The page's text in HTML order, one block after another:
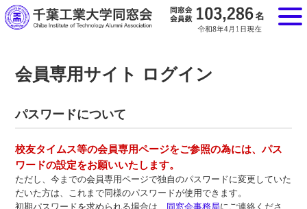
会員専用サイト ログイン
パスワードについて
校友タイムス等の会員専用ページをご参照の為には、パス
ワードの設定をお願いいたします。
ただし、今までの会員専用ページで独自のパスワードに変更していた
だいた方は、これまで同様のパスワードが使用できます。
初期パスワードを求められる場合は、
同窓会事務局にご連絡くださ